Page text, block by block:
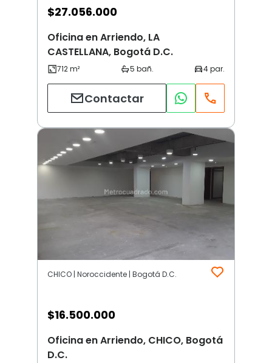
$27.056.000
Oficina en Arriendo, LA
CASTELLANA, Bogotá D.C.
Contactar
CHICO | Noroccidente | Bogotá D.C.
$16.500.000
Oficina en Arriendo, CHICO, Bogotá
D.C.